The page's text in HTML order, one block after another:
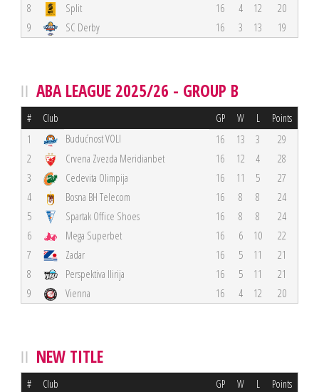
8
Split 16 4 12
20
9
SC Derby 16 3 13 19
ABA LEAGUE 2025/26 - GROUP B
# Club GP W L Points
1 Budućnost VOLI 16 13 3
29
2
Crvena Zvezda Meridianbet 16 12 4
28
3
Cedevita Olimpija 16 11 5
27
4
Bosna BH Telecom 16 8 8
24
5
Spartak Office Shoes 16 8 8
24
6
Mega Superbet 16 6 10
22
7
Zadar 16 5 11
21
8
Perspektiva Ilirija 16 5 11
21
9
Vienna 16 4 12 20
NEW TITLE
# Club GP W L Points